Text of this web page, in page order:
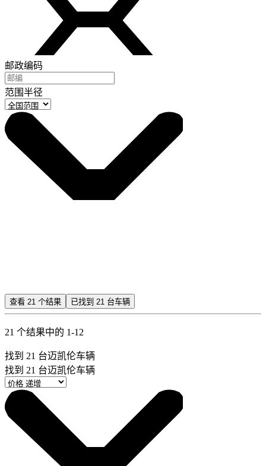
邮政编码
范围半径
查看 21 个结果 已找到 21 台车辆
21 个结果中的 1-12
找到 21 台迈凯伦车辆
找到 21 台迈凯伦车辆